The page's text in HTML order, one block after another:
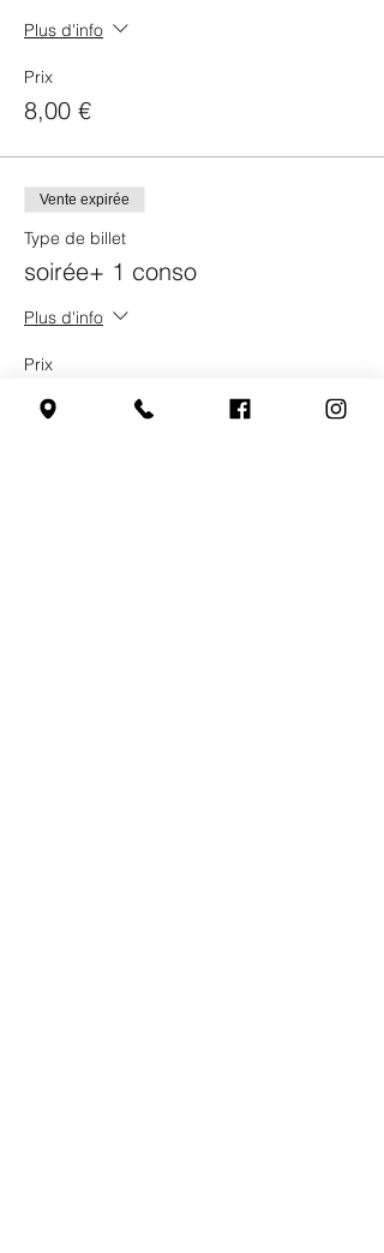
Plus d'info
Prix
8,00 €
Vente expirée
Type de billet
soirée+ 1 conso
Plus d'info
Prix
5,00 €